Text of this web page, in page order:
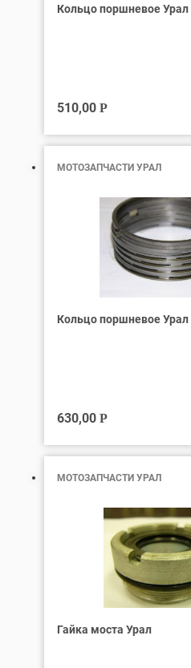
Кольцо поршневое
510,00 Р
МОТОЗАПЧАСТИ УРАЛ
Кольцо поршневое
630,00 Р
МОТОЗАПЧАСТИ УРАЛ
Гайка моста Урал